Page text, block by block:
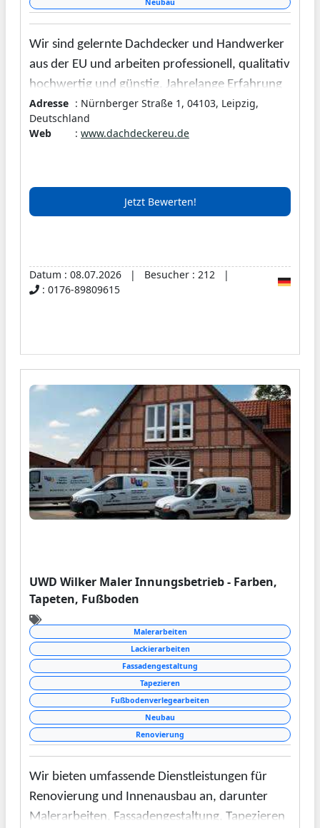
Neubau
Wir sind gelernte Dachdecker und Handwerker
aus der EU und arbeiten professionell, qualitativ
hochwertig und günstig. Jahrelange Erfahrung
und viel Hingabe machen uns zu sehr guten
Arbeitskräften, zudem haben wir freie
Beginn der Arbeiten steht nichts im Weg.
Wir legen höchsten Wert auf qualitativ
Adresse : Nürnberger Straße 1, 04103, Leipzig,
Deutschland
Web
: www.dachdeckereu.de
Jetzt Bewerten!
Datum : 08.07.2026 | Besucher : 212 |
: 0176-89809615
UWD Wilker Maler Innungsbetrieb - Farben,
Tapeten, Fußboden
Malerarbeiten
Lackierarbeiten
Fassadengestaltung
Tapezieren
Fußbodenverlegearbeiten
Neubau
Renovierung
Wir bieten umfassende Dienstleistungen für
Renovierung und Innenausbau an, darunter
Malerarbeiten, Fassadengestaltung, Tapezieren